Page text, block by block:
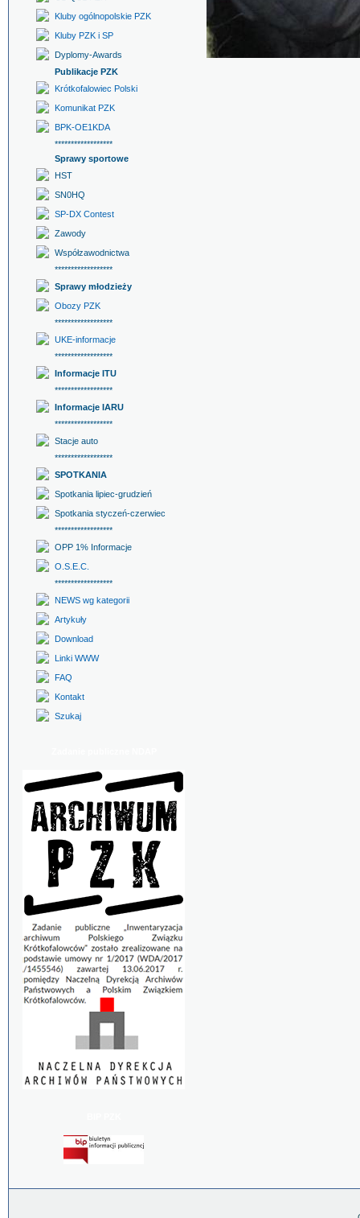
Kluby ogólnopolskie PZK
Kluby PZK i SP
Dyplomy-Awards
Publikacje PZK
Krótkofalowiec Polski
Komunikat PZK
BPK-OE1KDA
******************
Sprawy sportowe
HST
SN0HQ
SP-DX Contest
Zawody
Współzawodnictwa
******************
Sprawy młodzieży
Obozy PZK
******************
UKE-informacje
******************
Informacje ITU
******************
Informacje IARU
******************
Stacje auto
******************
SPOTKANIA
Spotkania lipiec-grudzień
Spotkania styczeń-czerwiec
******************
OPP 1% Informacje
O.S.E.C.
******************
NEWS wg kategorii
Artykuły
Download
Linki WWW
FAQ
Kontakt
Szukaj